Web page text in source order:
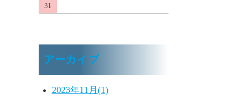
31
アーカイブ
2023年11月(1)